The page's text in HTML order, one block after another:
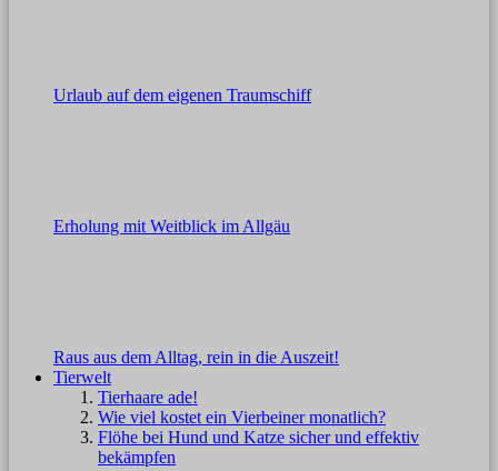
Urlaub auf dem eigenen Traumschiff
Erholung mit Weitblick im Allgäu
Raus aus dem Alltag, rein in die Auszeit!
Tierwelt
Tierhaare ade!
Wie viel kostet ein Vierbeiner monatlich?
Flöhe bei Hund und Katze sicher und effektiv
bekämpfen